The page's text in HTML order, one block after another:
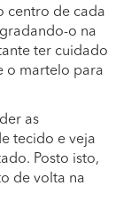
centro de cada
o na
ter cuidado
o martelo para
as
tecido e veja
Posto isto,
de volta na